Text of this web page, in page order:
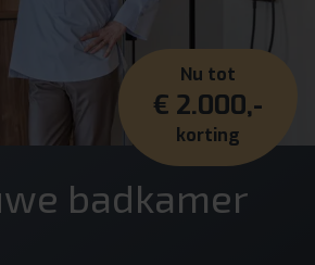
Nu tot
€ 2.000,-
korting
badkamer